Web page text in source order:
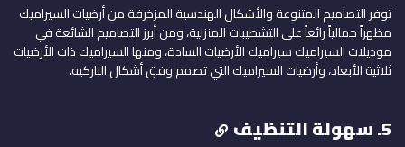
توفر التصاميم المتنوعة والأشكال الهندسية المزخرفة من أرضيات السيراميك
مظهراً جمالياً رائعاً على التشطيبات المنزلية، ومن أبرز التصاميم الشائعة في
موديلات السيراميك سيراميك الأرضيات السادة، ومنها السيراميك ذات الأرضيات
ثلاثية الأبعاد، وأرضيات السيراميك التي تصمم وفق أشكال الباركيه.
5. سهولة التنظيف